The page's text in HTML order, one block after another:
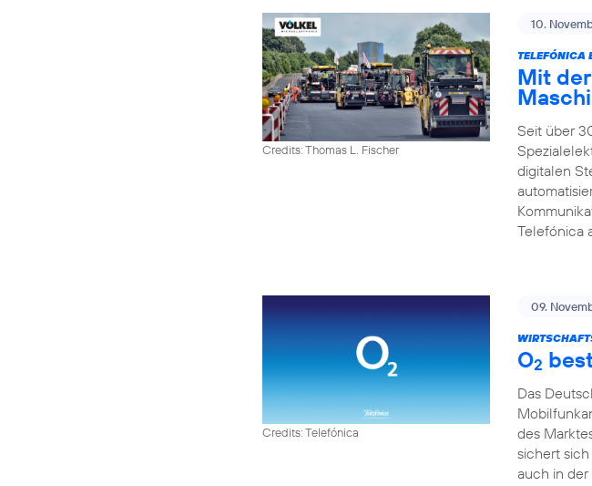
Credits: Thomas L. Fischer
10.
TELEFÓNICA
Mit
Seit über
digitalen
Telefónica
Credits: Telefónica
09.
O2
Das
des
sichert
auch in